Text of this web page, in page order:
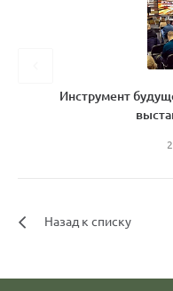
Инструмент
Назад к списку